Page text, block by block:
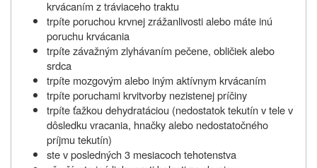
krvácaním z tráviaceho traktu
trpíte poruchou krvnej zrážanlivosti alebo máte inú
poruchu krvácania
trpíte závažným zlyhávaním pečene, obličiek alebo
srdca
trpíte mozgovým alebo iným aktívnym krvácaním
trpíte poruchami krvitvorby nezistenej príčiny
trpíte ťažkou dehydratáciou (nedostatok tekutín v tele v
dôsledku vracania, hnačky alebo nedostatočného
príjmu tekutín)
ste v posledných 3 mesiacoch tehotenstva